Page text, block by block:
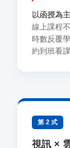
以函授為
線上課程
時數反覆
約到班看
第 2 式
視訊 ×